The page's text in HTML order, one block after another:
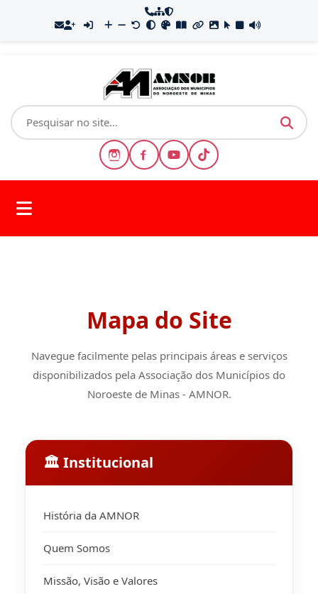
Mapa do Site
Navegue facilmente pelas principais áreas e serviços
disponibilizados pela Associação dos Municípios do
Noroeste de Minas - AMNOR.
🏛 Institucional
História da AMNOR
Quem Somos
Missão, Visão e Valores